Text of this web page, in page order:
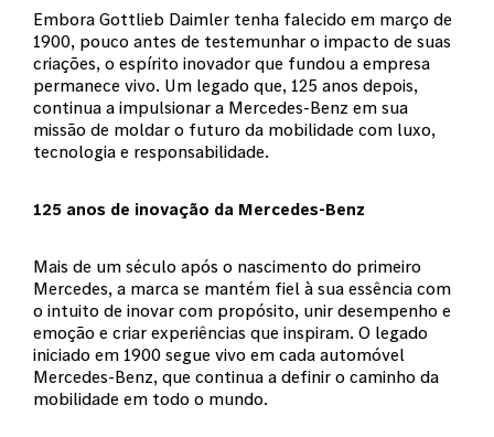
Embora Gottlieb Daimler tenha falecido em março de
1900, pouco antes de testemunhar o impacto de suas
criações, o espírito inovador que fundou a empresa
permanece vivo. Um legado que, 125 anos depois,
continua a impulsionar a Mercedes-Benz em sua
missão de moldar o futuro da mobilidade com luxo,
tecnologia e responsabilidade.
125 anos de inovação da Mercedes-Benz
Mais de um século após o nascimento do primeiro
Mercedes, a marca se mantém fiel à sua essência com
o intuito de inovar com propósito, unir desempenho e
emoção e criar experiências que inspiram. O legado
iniciado em 1900 segue vivo em cada automóvel
Mercedes-Benz, que continua a definir o caminho da
mobilidade em todo o mundo.